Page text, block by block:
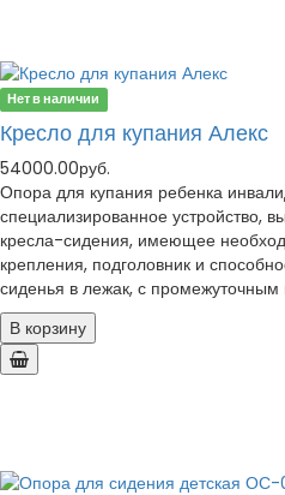
Нет в наличии
Кресло для купания Алекс
54000.00руб.
Опора для купания ребенка
специализированное устройство,
кресла-сидения, имеющее
крепления, подголовник и
сиденья в лежак, с
В корзину